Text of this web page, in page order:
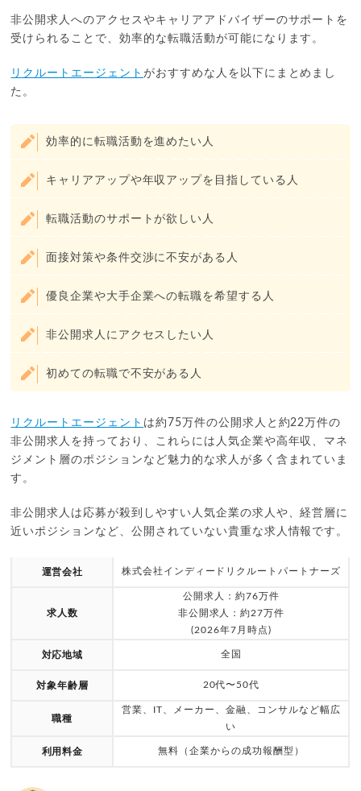
非公開求人へのアクセスやキャリアアドバイザーのサポートを
受けられることで、効率的な転職活動が可能になります。
リクルートエージェント がおすすめな人を以下にまとめまし
た。
効率的に転職活動を進めたい人
キャリアアップや年収アップを目指している人
転職活動のサポートが欲しい人
面接対策や条件交渉に不安がある人
優良企業や大手企業への転職を希望する人
非公開求人にアクセスしたい人
初めての転職で不安がある人
リクルートエージェント は約75万件の公開求人と約22万件の
非公開求人を持っており、これらには人気企業や高年収、マネ
ジメント層のポジションなど魅力的な求人が多く含まれていま
す。
非公開求人は応募が殺到しやすい人気企業の求人や、経営層に
近いポジションなど、公開されていない貴重な求人情報です。
運営会社 株式会社インディードリクルートパートナーズ
求人数
公開求人：約76万件
非公開求人：約27万件
(2026年7月時点)
対応地域 全国
対象年齢層 20代〜50代
職種
営業、IT、メーカー、金融、コンサルなど幅広
い
利用料金 無料（企業からの成功報酬型）